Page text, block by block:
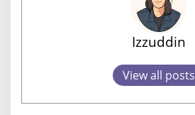
Izzuddin
View all posts